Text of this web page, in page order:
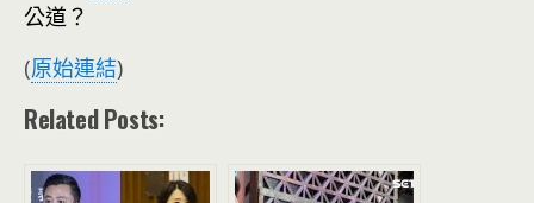
公道？
(原始連結)
Related Posts: